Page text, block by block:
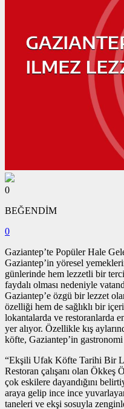
0
BEĞENDİM
0
Gaziantep’te Popüler Hale
Gaziantep’in yöresel
günlerinde hem lezzetli bir
faydalı olması nedeniyle
Gaziantep’e özgü bir lezzet
özelliği hem de sağlıklı bir
lokantalarda ve restoranlarda
yer alıyor. Özellikle kış
köfte, Gaziantep’in
“Ekşili Ufak Köfte Tarihi Bir
Restoran çalışanı olan
çok eskilere dayandığını
araya gelip ince ince
taneleri ve ekşi sosuyla